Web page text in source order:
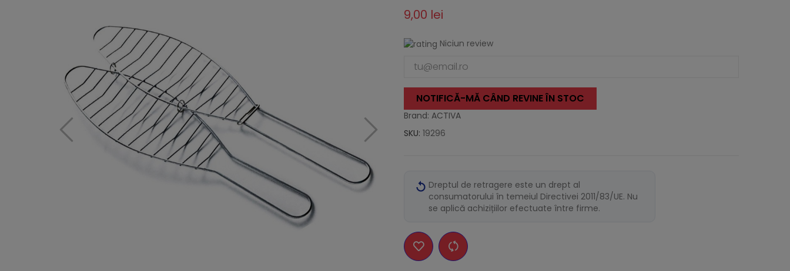
9,00 lei
Niciun review
NOTIFICĂ-MĂ CÂND REVINE ÎN STOC
Brand: ACTIVA
SKU: 19296
Dreptul de retragere este un drept al
consumatorului în temeiul Directivei 2011/83/UE. Nu
se aplică achizițiilor efectuate între firme.